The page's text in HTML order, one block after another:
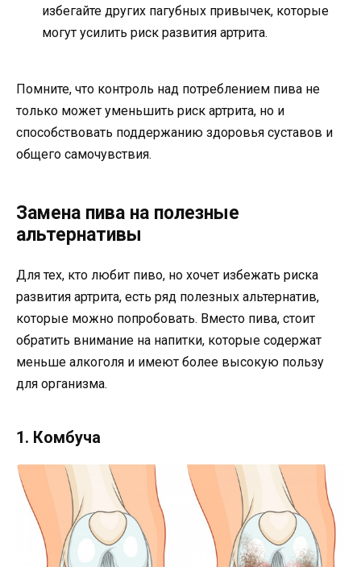
избегайте других пагубных привычек, которые
могут усилить риск развития артрита.
Помните, что контроль над потреблением пива не
только может уменьшить риск артрита, но и
способствовать поддержанию здоровья суставов и
общего самочувствия.
Замена пива на полезные
альтернативы
Для тех, кто любит пиво, но хочет избежать риска
развития артрита, есть ряд полезных альтернатив,
которые можно попробовать. Вместо пива, стоит
обратить внимание на напитки, которые содержат
меньше алкоголя и имеют более высокую пользу
для организма.
1. Комбуча